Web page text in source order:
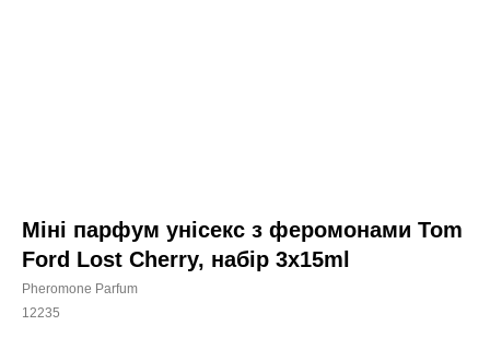
Міні парфум унісекс з феромонами Tom
Ford Lost Cherry, набір 3х15ml
Pheromone Parfum
12235